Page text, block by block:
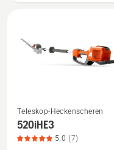
anzeigen,
Produktbewertung
Mehr
Details
zu
Teleskop-Heckenscheren
520iHE3
5.0 (7)